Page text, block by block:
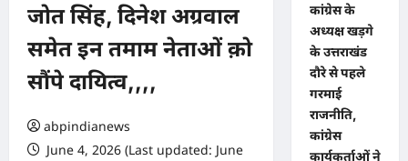
जोत सिंह, दिनेश अग्रवाल
समेत इन तमाम नेताओं क़ो
सौंपे दायित्व,,,,
abpindianews
June 4, 2026 (Last updated: June
कांग्रेस के
अध्यक्ष खड़गे
के उत्तराखंड
दौरे से पहले
गरमाई
राजनीति,
कांग्रेस
कार्यकर्ताओं ने